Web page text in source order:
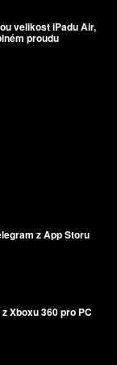
velikost iPadu Air,
proudu
z App Storu
Xboxu 360 pro PC